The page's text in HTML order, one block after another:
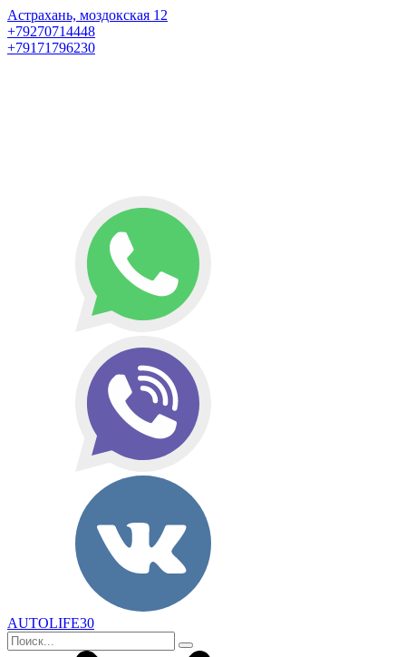
Астрахань, моздокская 12
+79270714448
+79171796230
AUTOLIFE30